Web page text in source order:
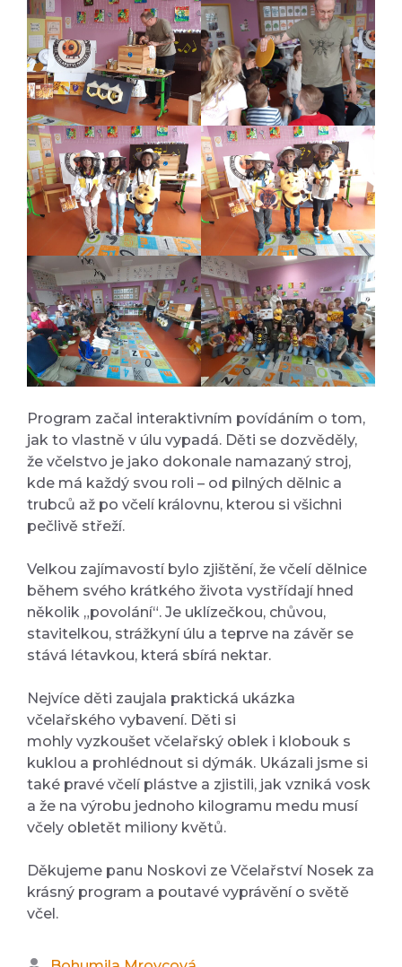
Program začal interaktivním povídáním o tom,
jak to vlastně v úlu vypadá. Děti se dozvěděly,
že včelstvo je jako dokonale namazaný stroj,
kde má každý svou roli – od pilných dělnic a
trubců až po včelí královnu, kterou si všichni
pečlivě střeží.
Velkou zajímavostí bylo zjištění, že včelí dělnice
během svého krátkého života vystřídají hned
několik „povolání“. Je uklízečkou, chůvou,
stavitelkou, strážkyní úlu a teprve na závěr se
stává létavkou, která sbírá nektar.
Nejvíce děti zaujala praktická ukázka
včelařského vybavení. Děti si
mohly vyzkoušet včelařský oblek i klobouk s
kuklou a prohlédnout si dýmák. Ukázali jsme si
také pravé včelí plástve a zjistili, jak vzniká vosk
a že na výrobu jednoho kilogramu medu musí
včely obletět miliony květů.
Děkujeme panu Noskovi ze Včelařství Nosek za
krásný program a poutavé vyprávění o světě
včel.
Autor